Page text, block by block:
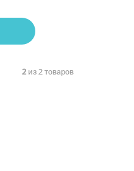
2 из 2 товаров